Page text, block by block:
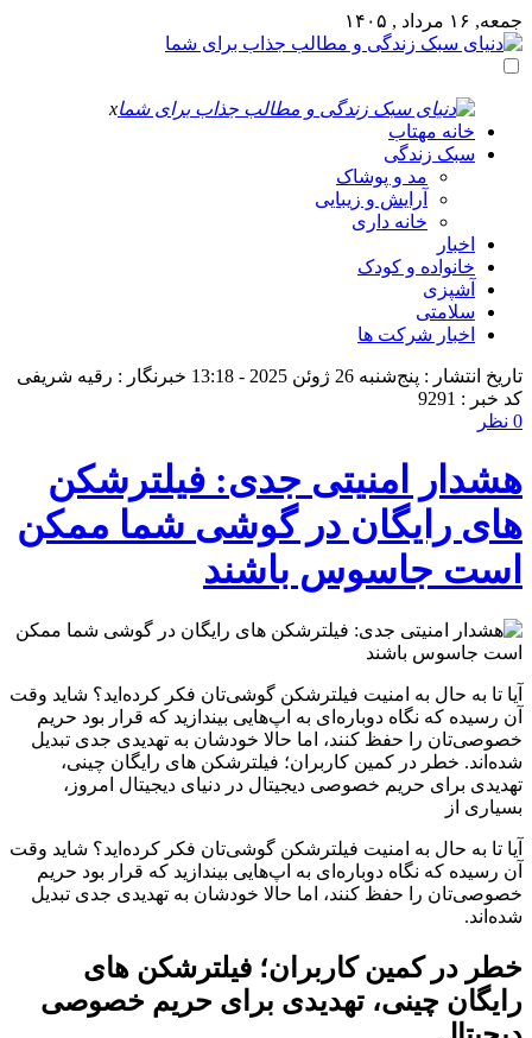
جمعه, ۱۶ مرداد , ۱۴۰۵
x
خانه مهتاب
سبک زندگی
مد و پوشاک
آرایش و زیبایی
خانه داری
اخبار
خانواده و کودک
آشپزی
سلامتی
اخبار شرکت ها
تاریخ انتشار : پنج‌شنبه 26 ژوئن 2025 - 13:18
خبرنگار : رقیه شریفی
کد خبر : 9291
0 نظر
هشدار امنیتی جدی: فیلترشکن‌
های رایگان در گوشی شما ممکن
است جاسوس باشند
آیا تا به حال به امنیت فیلترشکن گوشی‌تان فکر کرده‌اید؟ شاید وقت
آن رسیده که نگاه دوباره‌ای به اپ‌هایی بیندازید که قرار بود حریم
خصوصی‌تان را حفظ کنند، اما حالا خودشان به تهدیدی جدی تبدیل
شده‌اند. خطر در کمین کاربران؛ فیلترشکن‌ های رایگان چینی،
تهدیدی برای حریم خصوصی دیجیتال در دنیای دیجیتال امروز،
بسیاری از
آیا تا به حال به امنیت فیلترشکن گوشی‌تان فکر کرده‌اید؟ شاید وقت
آن رسیده که نگاه دوباره‌ای به اپ‌هایی بیندازید که قرار بود حریم
خصوصی‌تان را حفظ کنند، اما حالا خودشان به تهدیدی جدی تبدیل
شده‌اند.
خطر در کمین کاربران؛ فیلترشکن‌ های
رایگان چینی، تهدیدی برای حریم خصوصی